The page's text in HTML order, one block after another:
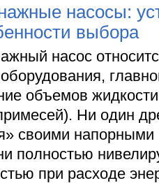
насосы:
выбора
насос
объемов
Ни один
своими
полностью
при расходе